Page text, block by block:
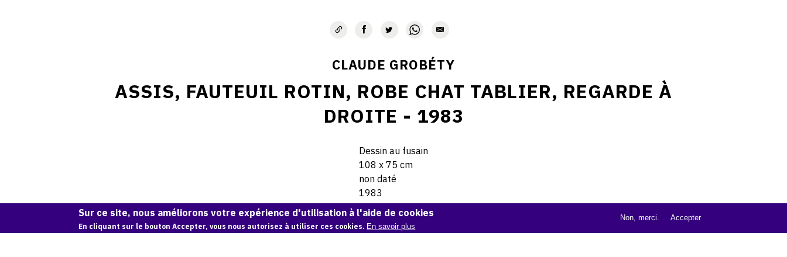
CLAUDE GROBÉTY
ASSIS, FAUTEUIL ROTIN, ROBE CHAT TABLIER, REGARDE À
DROITE - 1983
Dessin au fusain
108 x 75 cm
non daté
1983
© Claude Grobéty
Sur ce site, nous améliorons votre expérience d'utilisation à l'aide de cookies
En cliquant sur le bouton Accepter, vous nous autorisez à utiliser ces cookies. En savoir plus
Non, merci. Accepter